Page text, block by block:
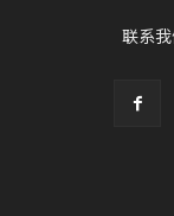
联系